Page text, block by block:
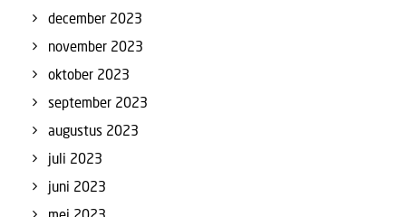
december 2023
november 2023
oktober 2023
september 2023
augustus 2023
juli 2023
juni 2023